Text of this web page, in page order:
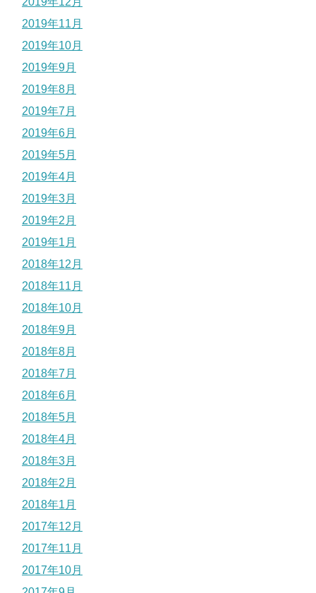
2019年11月
2019年10月
2019年9月
2019年8月
2019年7月
2019年6月
2019年5月
2019年4月
2019年3月
2019年2月
2019年1月
2018年12月
2018年11月
2018年10月
2018年9月
2018年8月
2018年7月
2018年6月
2018年5月
2018年4月
2018年3月
2018年2月
2018年1月
2017年12月
2017年11月
2017年10月